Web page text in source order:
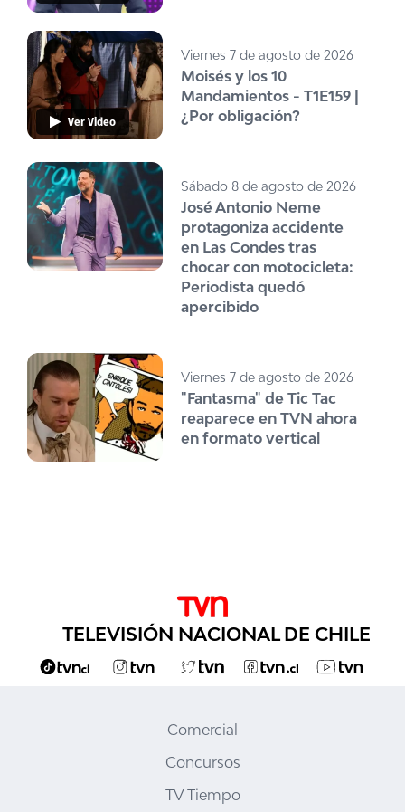
Ver Video
Viernes 7 de agosto de 2026
Moisés y los 10
Mandamientos - T1E159 |
¿Por obligación?
Sábado 8 de agosto de 2026
José Antonio Neme
protagoniza accidente
en Las Condes tras
chocar con motocicleta:
Periodista quedó
apercibido
Viernes 7 de agosto de 2026
"Fantasma" de Tic Tac
reaparece en TVN ahora
en formato vertical
TELEVISIÓN NACIONAL DE CHILE
Comercial
Concursos
TV Tiempo